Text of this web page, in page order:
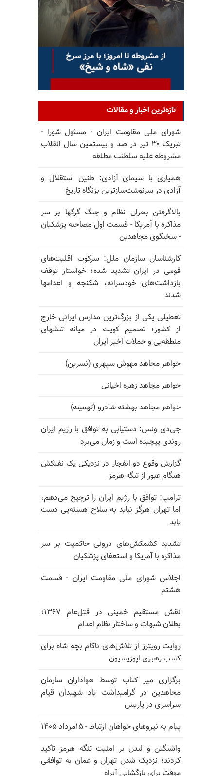
تازه‌ترین اخبار و مقالات
شورای ملی مقاومت ایران - مسئول شورا -
تبریک ۳۰ تیر در صد و بیستمین سال انقلاب
مشروطه علیه سلطنت مطلقه
همیاری با سیمای آزادی: طنین استقلال و
آزادی در سرنوشت‌سازترین بزنگاه تاریخ
بالا‌گرفتن بحران نظام و جنگ گرگها بر سر
مذاکره با آمریکا - قسمت اول مصاحبه پزشکیان
- سخنگوی مجاهدین
کارشناسان سازمان ملل: سرکوب اقلیت‌های
قومی در ایران تشدید شده؛ خواستار توقف
بازداشت‌های خودسرانه، شکنجه و اعدامها
شدند
تعطیلی یکی از بزرگ‌ترین مدارس ایرانی خارج
از کشور؛ تصمیم کویت در میانه تنشهای
منطقه‌یی و حملات اخیر ایران
خواهر مجاهد مهوش سپهری (نسرین)
خواهر مجاهد زهره اخیانی
خواهر مجاهد بهشته شادرو (تهمینه)
جی‌دی ونس: دستیابی به توافق با رژیم ایران
روندی پیچیده است و زمان می‌برد
گزارش وقوع دو انفجار در نزدیکی یک نفتکش
هنگام عبور از تنگه هرمز
ترامپ: توافق با رژیم ایران را ترجیح می‌دهم،
اما تهران هرگز نباید به سلاح هسته‌یی دست
یابد
تشدید کشمکش‌های درونی حاکمیت بر سر
مذاکره با آمریکا و استعفای پزشکیان
اجلاس شورای ملی مقاومت ایران - قسمت
هشتم
نقش مستقیم خمینی در قتل‌عام ۱۳۶۷؛
بطلان شبهات و ساختار نظام اعدام
روایت رویترز از تلاش‌های ناکام بچه شاه برای
کسب رهبری اپوزیسیون
برگزاری میز کتاب توسط هواداران سازمان
مجاهدین در گرامیداشت یاد شهیدان قیام
سراسری در پاریس
پیام به نیروهای خواهان ارتباط - ۱۵مرداد ۱۴۰۵
واشنگتن و لندن بر امنیت تنگه هرمز تأکید
کردند؛ نزدیک شدن تهران و عمان به توافقی
موقت برای بازگشایی آبراه